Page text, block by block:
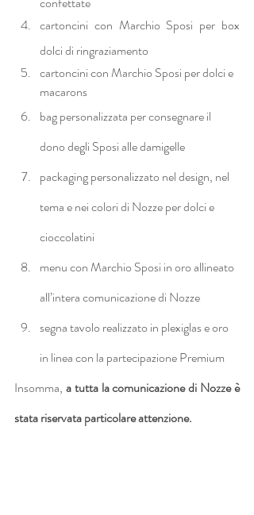
cartoncini con Marchio Sposi per box
dolci di ringraziamento
cartoncini con Marchio Sposi per dolci e
macarons
bag personalizzata per consegnare il
dono degli Sposi alle damigelle
packaging personalizzato nel design, nel
tema e nei colori di Nozze per dolci e
cioccolatini
menu con Marchio Sposi in oro allineato
all’intera comunicazione di Nozze
segna tavolo realizzato in plexiglas e oro
in linea con la partecipazione Premium
Insomma, a tutta la comunicazione di Nozze è
stata riservata particolare attenzione.